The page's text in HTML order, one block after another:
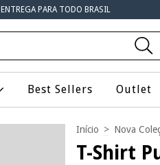
PARA TODO BRASIL
Best Sellers Outlet
Início > Nova
T-Shirt